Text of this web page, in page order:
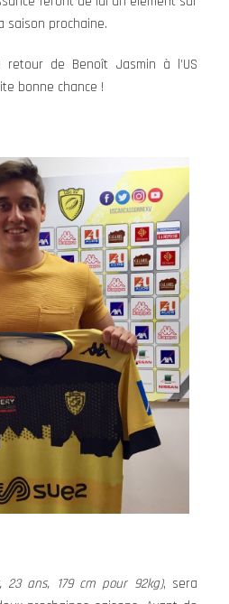
saison prochaine.
de Benoît Jasmin à l’US
bonne chance !
23 ans, 179 cm pour 92kg), sera